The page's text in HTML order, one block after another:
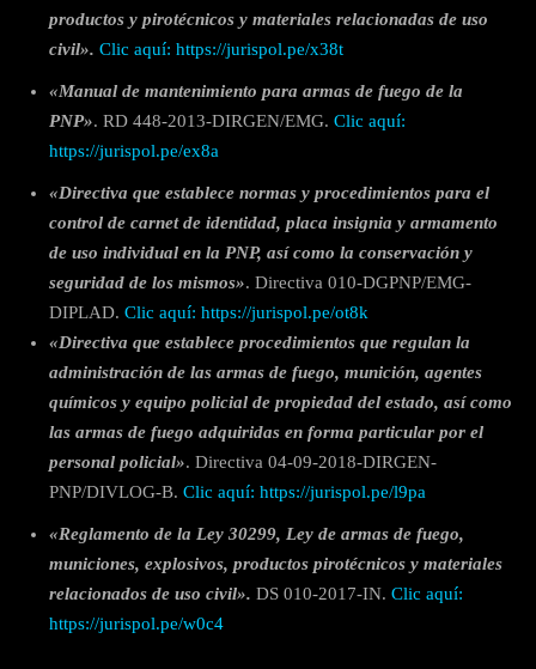
productos y pirotécnicos y materiales relacionadas de uso
civil». Clic aquí: https://jurispol.pe/x38t
«Manual de mantenimiento para armas de fuego de la
PNP». RD 448-2013-DIRGEN/EMG. Clic aquí:
https://jurispol.pe/ex8a
«Directiva que establece normas y procedimientos para el
control de carnet de identidad, placa insignia y armamento
de uso individual en la PNP, así como la conservación y
seguridad de los mismos». Directiva 010-DGPNP/EMG-
DIPLAD. Clic aquí: https://jurispol.pe/ot8k
«Directiva que establece procedimientos que regulan la
administración de las armas de fuego, munición, agentes
químicos y equipo policial de propiedad del estado, así como
las armas de fuego adquiridas en forma particular por el
personal policial». Directiva 04-09-2018-DIRGEN-
PNP/DIVLOG-B. Clic aquí: https://jurispol.pe/l9pa
«Reglamento de la Ley 30299, Ley de armas de fuego,
municiones, explosivos, productos pirotécnicos y materiales
relacionados de uso civil». DS 010-2017-IN. Clic aquí:
https://jurispol.pe/w0c4